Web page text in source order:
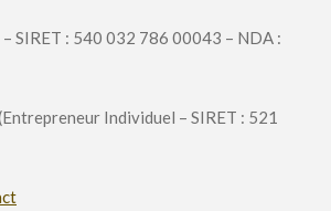
– SIRET : 540 032 786 00043 – NDA :
Individuel – SIRET : 521